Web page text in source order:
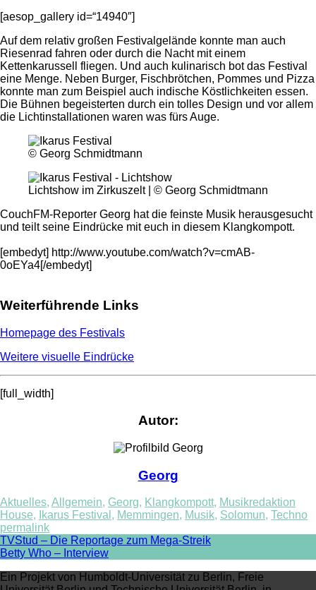
[aesop_gallery id=“14940″]
Auf dem relativ großen Festivalgelände konnte man auch
Riesenrad fahren oder durch die Nacht mit einem
Kettenkarussell fliegen. Und auch kulinarisch bot das Festival
eine Menge. Neben Burger, Fischbrötchen, Pommes und Pizza
konnte man zum Beispiel auch indische Köstlichkeiten essen.
Die Bühnen begeisterten durch ein tolles Design und vor allem
die Lichtinstallationen waren was fürs Auge.
© Georg Schmidtmann
Lichtshow im Zirkuszelt | © Georg Schmidtmann
CouchFM-Reporter Georg hat die feinste Musik herausgesucht
und teilt seine Eindrücke mit euch in diesem Klangkompott.
[embedyt] http://www.youtube.com/watch?v=cmAB-
0oEYa4[/embedyt]
Weiterführende Links
Homepage des Festivals
Weitere visuelle Eindrücke
[full_width]
Autor:
Georg
Aktuelles, Allgemein, Georg, Klangkompott, Musikredaktion
House, Ikarus Festival , Memmingen, Musik, Solomun, Techno
permalink
Post
navigation
TVStud – Die Reportage zum Mega-Streik
Betty Who – Interview
Ein Projekt von Humboldt-Universität zu Berlin, Freie